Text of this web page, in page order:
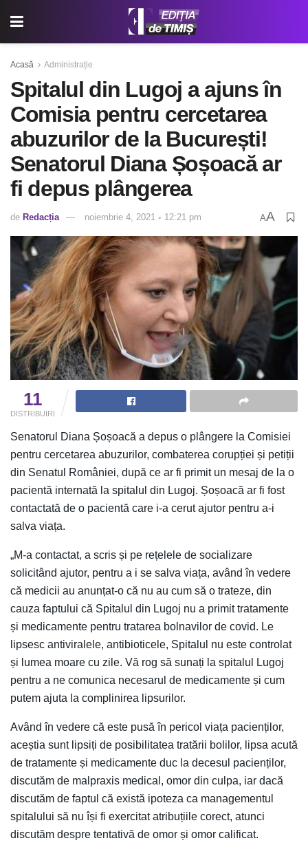
Acasă Administrație
Spitalul din Lugoj a ajuns în
Comisia pentru cercetarea
abuzurilor de la București!
Senatorul Diana Șoșoacă ar
fi depus plângerea
de Redacția noiembrie 4, 2021 ◦ 12:21 pm AA
11
DISTRIBUIRI
Senatorul Diana Șoșoacă a depus o plângere la Comisiei
pentru cercetarea abuzurilor, combaterea corupției și petiții
din Senatul României, după ce ar fi primit un mesaj de la o
pacientă internată la spitalul din Lugoj. Șoșoacă ar fi fost
contactată de o pacientă care i-a cerut ajutor pentru a-i
salva viața.
„M-a contactat, a scris și pe rețelele de socializare
solicitând ajutor, pentru a i se salva viața, având în vedere
că medicii au anunțat-o că nu au cum să o trateze, din
cauza faptului că Spitalul din Lugoj nu a primit tratamente
și medicamente pentru tratarea bolnavilor de covid. Le
lipsesc antiviralele, antibioticele, Spitalul nu este controlat
și lumea moare cu zile. Vă rog să sunați la spitalul Lugoj
pentru a ne comunica necesarul de medicamente și cum
putem ajuta la complinirea lipsurilor.
Având în vedere că este pusă în pericol viața pacienților,
aceștia sunt lipsiți de posibilitatea tratării bolilor, lipsa acută
de tratamente și medicamente duc la decesul pacienților,
discutăm de malpraxis medical, omor din culpa, iar dacă
discutăm de faptul că există ipoteza ca managementul
spitalului să nu își fi exercitat atribuțiile corect, atunci
discutăm despre tentativă de omor și omor calificat.